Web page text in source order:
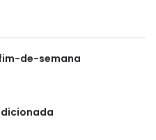
de-semana